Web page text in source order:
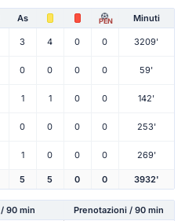
As PEN Minuti
3 4 0 0 3209'
0 0 0 0 59'
1 1 0 0 142'
0 0 0 0 253'
1 0 0 0 269'
5 5 0 0 3932'
/ 90 min Prenotazioni / 90 min